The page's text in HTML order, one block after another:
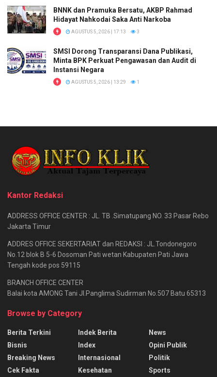
BNNK dan Pramuka Bersatu, AKBP Rahmad
Hidayat Nahkodai Saka Anti Narkoba
AGUSTUS 5, 2026 | 17:13 3
SMSI Dorong Transparansi Dana Publikasi,
Minta BPK Perkuat Pengawasan dan Audit di
Instansi Negara
AGUSTUS 5, 2026 | 13:29 1
Kantor Redaksi
ADDRESS OFFICE CENTER : JL. TB .Simatupang NO. 33 Pasar Rebo
Jakarta Timur
ADDRES OFFICE SEKERTARIAT dan REDAKSI : JL.Tondonegoro
No.12 blok B 5-6 Dosoman Pati wetan Kabupaten Pati Jawa
Tengah kode pos 59115
BRANCH OFFICE CENTER
Balai kota AMONG Tani Jl.Panglima Sudirman No.507 Batu 65313
Browse by Category
Berita Terkini
Bisnis
Breaking News
Cek Fakta
Indek Berita
Index
Internasional
Kesehatan
News
Opini Publik
Politik
Sports